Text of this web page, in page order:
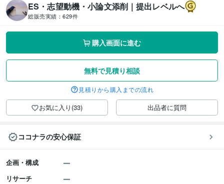
ES・志望動機・小論文添削｜提出レベルへ
総販売実績： 629件
購入画面に進む
無料で見積り相談
見積りから購入までの流れ
お気に入り(33) 出品者に質問
ココナラの安心保証
企画・構成
リサーチ